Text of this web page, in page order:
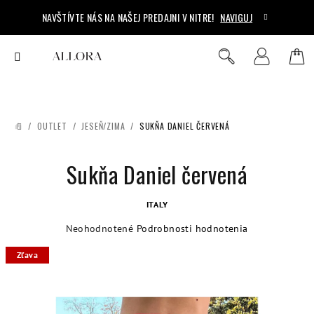
obsah
NAVŠTÍVTE NÁS NA NAŠEJ PREDAJNI V NITRE! NAVIGUJ
DOMOV
/ OUTLET / JESEŇ/ZIMA / SUKŇA DANIEL ČERVENÁ
Sukňa Daniel červená
ITALY
Priemerné
z
Neohodnotené Podrobnosti hodnotenia
Zľava